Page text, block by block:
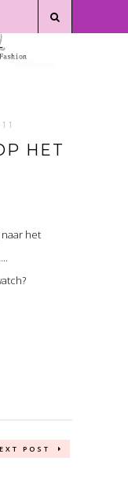
HET
het
POST